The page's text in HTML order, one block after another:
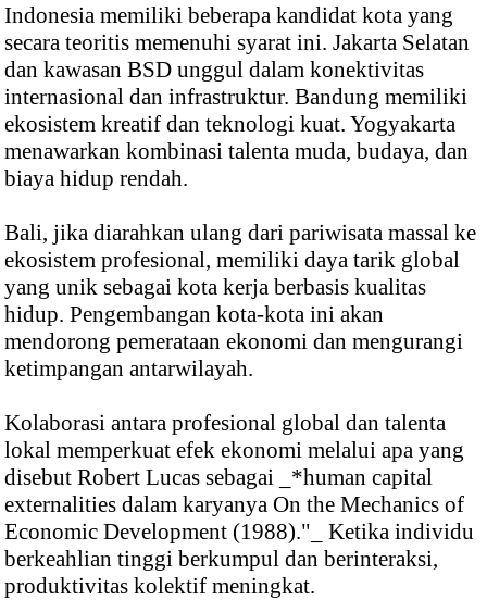
Indonesia memiliki beberapa kandidat kota yang
secara teoritis memenuhi syarat ini. Jakarta Selatan
dan kawasan BSD unggul dalam konektivitas
internasional dan infrastruktur. Bandung memiliki
ekosistem kreatif dan teknologi kuat. Yogyakarta
menawarkan kombinasi talenta muda, budaya, dan
biaya hidup rendah.
Bali, jika diarahkan ulang dari pariwisata massal ke
ekosistem profesional, memiliki daya tarik global
yang unik sebagai kota kerja berbasis kualitas
hidup. Pengembangan kota-kota ini akan
mendorong pemerataan ekonomi dan mengurangi
ketimpangan antarwilayah.
Kolaborasi antara profesional global dan talenta
lokal memperkuat efek ekonomi melalui apa yang
disebut Robert Lucas sebagai _*human capital
externalities dalam karyanya On the Mechanics of
Economic Development (1988)."_ Ketika individu
berkeahlian tinggi berkumpul dan berinteraksi,
produktivitas kolektif meningkat.